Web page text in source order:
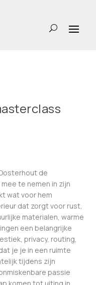
de
te nemen in zijn
wat voor hem
dat zorgt voor rust,
materialen, warme
een belangrijke
privacy, routing,
je je in een ruimte
tijdens zijn
passie